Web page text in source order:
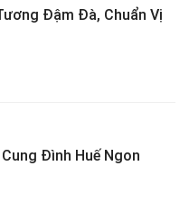
Đậm Đà, Chuẩn Vị
Đình Huế Ngon